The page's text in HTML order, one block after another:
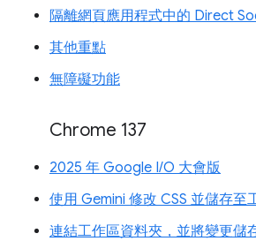
隔離網頁應用程式中的 Direct
其他重點
無障礙功能
Chrome 137
2025 年 Google I/O 大會版
使用 Gemini 修改 CSS 並儲存至
連結工作區資料夾，並將變更儲